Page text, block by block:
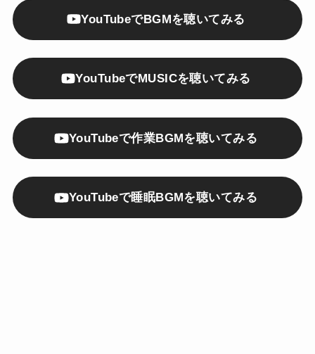
YouTubeでBGMを聴いてみる
YouTubeでMUSICを聴いてみる
YouTubeで作業BGMを聴いてみる
YouTubeで睡眠BGMを聴いてみる